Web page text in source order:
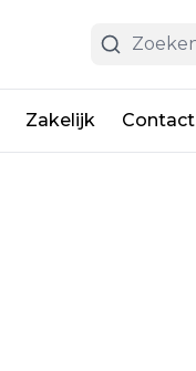
Zakelijk Contact